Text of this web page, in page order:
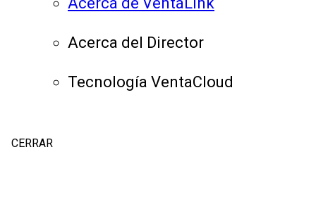
Acerca del Director
Tecnología VentaCloud
CERRAR